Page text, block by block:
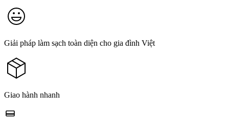
Giải pháp làm sạch toàn diện cho gia đình Việt
Giao hành nhanh